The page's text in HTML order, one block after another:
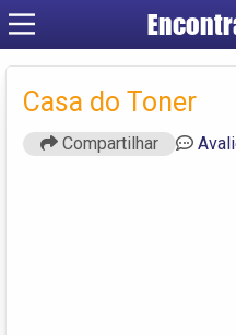
Casa do Toner
Compartilhar